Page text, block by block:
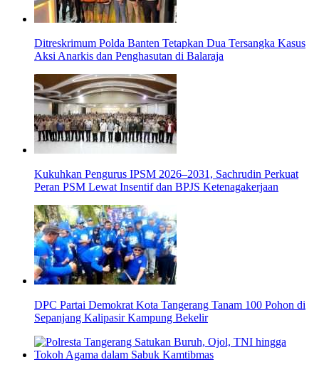
Ditreskrimum Polda Banten Tetapkan Dua Tersangka Kasus
Aksi Anarkis dan Penghasutan di Balaraja
Kukuhkan Pengurus IPSM 2026–2031, Sachrudin Perkuat
Peran PSM Lewat Insentif dan BPJS Ketenagakerjaan
DPC Partai Demokrat Kota Tangerang Tanam 100 Pohon di
Sepanjang Kalipasir Kampung Bekelir